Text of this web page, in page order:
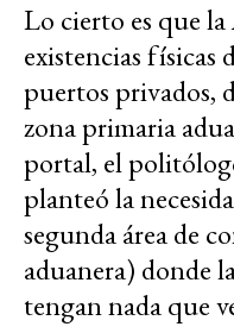
Lo cierto es que
existencias físicas
puertos privados,
zona primaria
portal, el
planteó la
segunda área de
aduanera) donde
tengan nada que